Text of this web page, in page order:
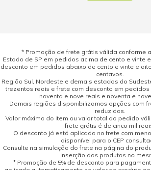
* Promoção de frete grátis válida conforme
Estado de SP em pedidos acima de cento e vinte
desconto em pedidos abaixo de cento e vinte e
centavos.
Região Sul, Nordeste e demais estados do
trezentos reais e frete com desconto em
noventa e nove reais e noventa e
Demais regiões disponibilizamos opções com
reduzidos.
Valor máximo do item ou valor total do pedido
frete grátis é de cinco mil
O desconto já está aplicado no frete com
disponível para o CEP
Consulte na simulação do frete na página do
inserção dos produtos no
* Promoção de 5% de desconto para